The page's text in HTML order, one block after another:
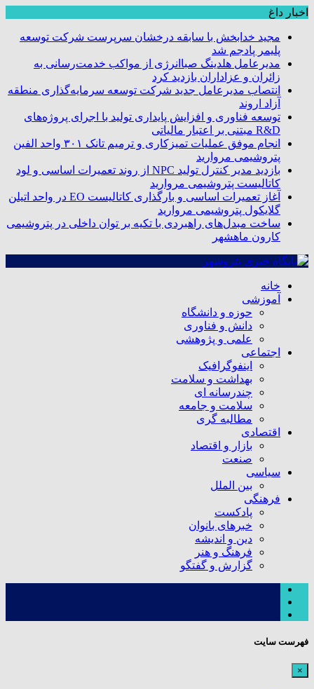
اخبار داغ
مجید خدابخش با سابقه درخشان سرپرست شرکت توسعه
پلیمر پادجم شد
مدیرعامل هلدینگ صباانرژی از مواکب خدمت‌رسانی به
زائران و عزاداران بازدید کرد
انتصاب مدیرعامل جدید شرکت توسعه سرمایه‌گذاری منطقه
آزاد اروند
توسعه فناوری و افزایش پایداری تولید با اجرای پروژه‌های
R&D مبتنی بر اعتبار مالیاتی
انجام موفق عملیات تمیزکاری و ترمیم تانک ۳۰۱ واحد الفین
پتروشیمی مروارید
بازدید مدیر کنترل تولید NPC از روند تعمیرات اساسی و لود
کاتالیست پتروشیمی مروارید
آغاز تعمیرات اساسی و بارگذاری کاتالیست EO در واحد اتیلن
گلایکول پتروشیمی مروارید
ساخت مبدل‌های راهبردی با تکیه بر توان داخلی در پتروشیمی
کارون ماهشهر
خانه
آموزشی
حوزه و دانشگاه
دانش و فناوری
علمی و پژوهشی
اجتماعی
اینفوگرافیک
بهداشت و سلامت
چندرسانه ای
سلامت و جامعه
مطالبه گری
اقتصادی
بازار و اقتصاد
صنعت
سیاسی
بین الملل
فرهنگی
پادکست
خبرهای بانوان
دین و اندیشه
فرهنگ و هنر
گزارش و گفتگو
فهرست سایت
×